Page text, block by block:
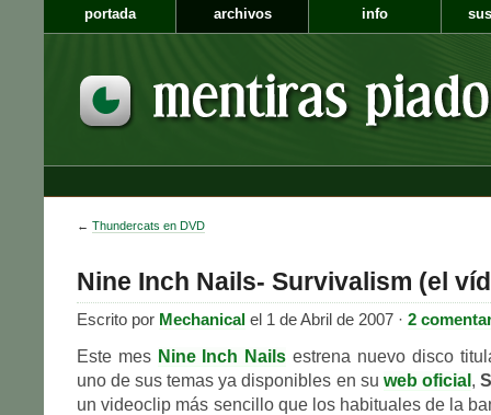
portada archivos info
← Thundercats en DVD
Nine Inch Nails- Survivalism (el
Escrito por Mechanical el 1 de Abril de 2007 · 2
Este mes Nine Inch Nails estrena nuevo disco
uno de sus temas ya disponibles en su web oficial ,
un videoclip más sencillo que los habituales de la